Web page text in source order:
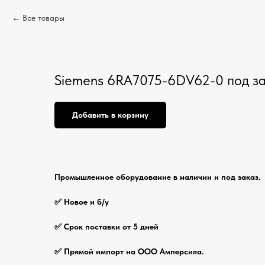
Все товары
Siemens 6RA7075-6DV62-0 под
Добавить в корзину
Промышленное оборудование в наличии и под заказ.
✅ Новое и б/у
✅ Срок поставки от 5 дней
✅ Прямой импорт на ООО Амперсила.